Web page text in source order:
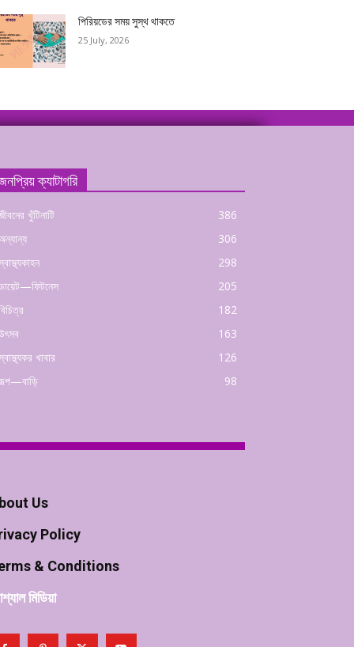
পিরিয়ডের সময় সুস্থ থাকতে
25 July, 2026
ক্যাটাগরি
খুঁটিনাটি
386
306
298
205
182
163
খাবার
126
98
Us
Policy
& Conditions
মিডিয়া